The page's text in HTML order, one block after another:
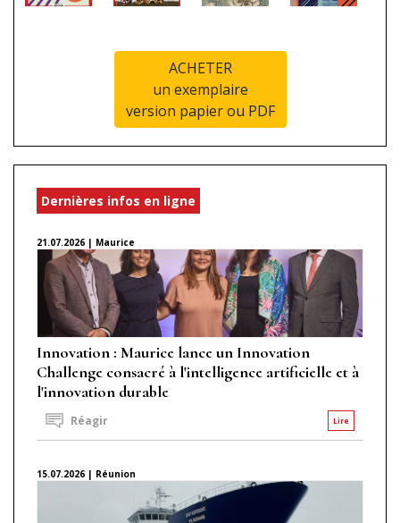
ACHETER
un exemplaire
version papier ou PDF
Dernières infos en ligne
21.07.2026 | Maurice
Innovation : Maurice lance un Innovation
Challenge consacré à l'intelligence artificielle et à
l'innovation durable
Lire
Réagir
15.07.2026 | Réunion